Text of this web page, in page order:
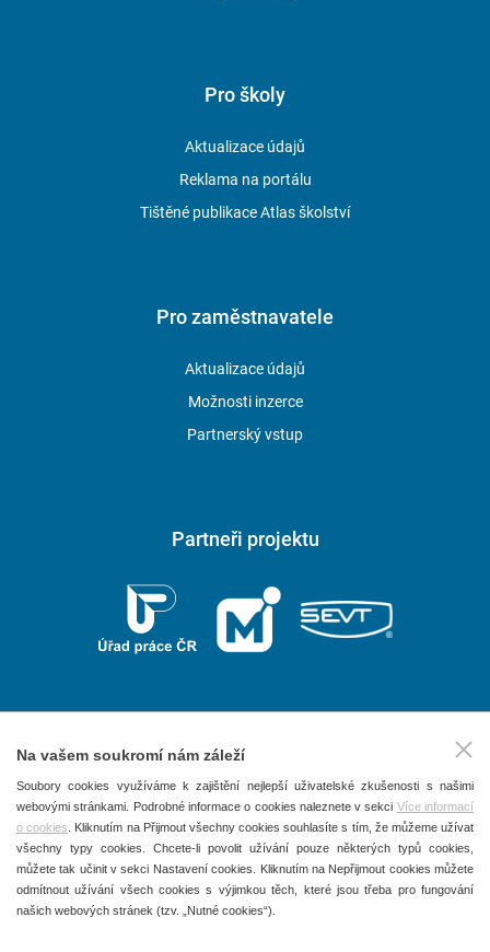
Pro školy
Aktualizace údajů
Reklama na portálu
Tištěné publikace Atlas školství
Pro zaměstnavatele
Aktualizace údajů
Možnosti inzerce
Partnerský vstup
Partneři projektu
2026 © P.F. art, spol. s r. o.
Všechna práva vyhrazena
Obchodní podmínky
Používání souborů Cookies
Na vašem soukromí nám záleží
Soubory cookies využíváme k zajištění nejlepší uživatelské zkušenosti s našimi
webovými stránkami. Podrobné informace o cookies naleznete v sekci Více informací
o cookies . Kliknutím na Přijmout všechny cookies souhlasíte s tím, že můžeme užívat
všechny typy cookies. Chcete-li povolit užívání pouze některých typů cookies,
můžete tak učinit v sekci Nastavení cookies. Kliknutím na Nepřijmout cookies můžete
odmítnout užívání všech cookies s výjimkou těch, které jsou třeba pro fungování
našich webových stránek (tzv. „Nutné cookies“).